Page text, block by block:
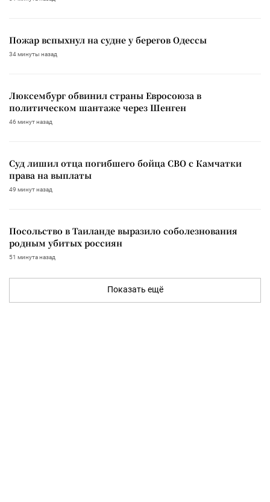
Пожар вспыхнул на судне у берегов Одессы
34 минуты назад
Люксембург обвинил страны Евросоюза в
политическом шантаже через Шенген
46 минут назад
Суд лишил отца погибшего бойца СВО с Камчатки
права на выплаты
49 минут назад
Посольство в Таиланде выразило соболезнования
родным убитых россиян
51 минута назад
Показать ещё